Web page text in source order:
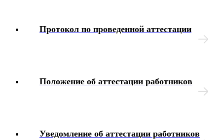
Охрана труда
Социальное обеспечение работников
Аттестация работников
Протокол по проведенной аттестации
Положение об аттестации работников
Уведомление об аттестации работников